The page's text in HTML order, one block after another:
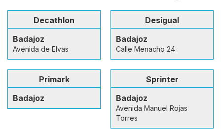
Decathlon
Badajoz
Avenida de Elvas
Desigual
Badajoz
Calle Menacho 24
Primark
Badajoz
Sprinter
Badajoz
Avenida Manuel Rojas
Torres